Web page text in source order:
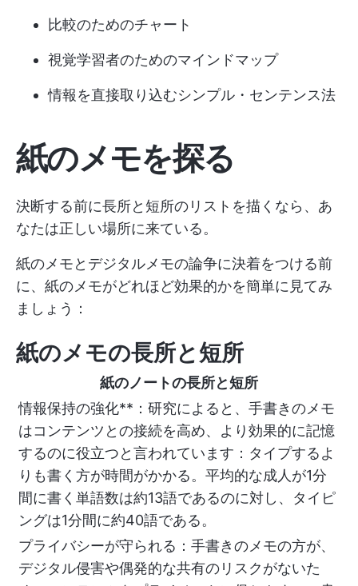
比較のためのチャート
視覚学習者のためのマインドマップ
情報を直接取り込むシンプル・センテンス法
紙のメモを探る
決断する前に長所と短所のリストを描くなら、あ
なたは正しい場所に来ている。
紙のメモとデジタルメモの論争に決着をつける前
に、紙のメモがどれほど効果的かを簡単に見てみ
ましょう：
紙のメモの長所と短所
紙のノートの長所と短所
情報保持の強化**：研究によると、手書きのメモ
はコンテンツとの接続を高め、より効果的に記憶
するのに役立つと言われています：タイプするよ
りも書く方が時間がかかる。平均的な成人が1分
間に書く単語数は約13語であるのに対し、タイピ
ングは1分間に約40語である。
プライバシーが守られる：手書きのメモの方が、
デジタル侵害や偶発的な共有のリスクがないた